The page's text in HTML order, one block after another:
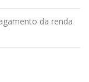
da renda